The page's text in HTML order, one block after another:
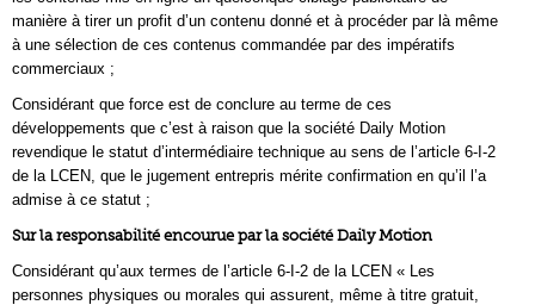
manière à tirer un profit d’un contenu donné et à procéder par là même
à une sélection de ces contenus commandée par des impératifs
commerciaux ;
Considérant que force est de conclure au terme de ces
développements que c’est à raison que la société Daily Motion
revendique le statut d’intermédiaire technique au sens de l’article 6-I-2
de la LCEN, que le jugement entrepris mérite confirmation en qu’il l’a
admise à ce statut ;
Sur la responsabilité encourue par la société Daily Motion
Considérant qu’aux termes de l’article 6-I-2 de la LCEN « Les
personnes physiques ou morales qui assurent, même à titre gratuit,